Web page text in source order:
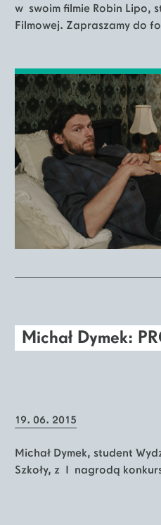
w swoim filmie Robin Lipo,
Filmowej. Zapraszamy do
Michał Dymek:
19. 06. 2015
Michał Dymek, student
Szkoły, z I nagrodą